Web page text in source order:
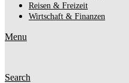
Reisen & Freizeit
Wirtschaft & Finanzen
Menu
Search